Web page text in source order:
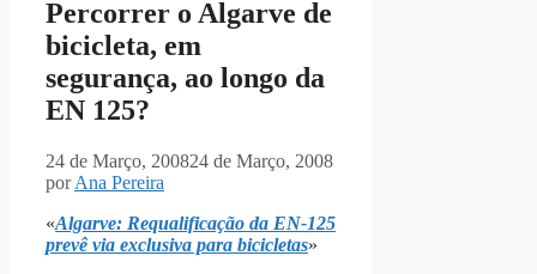
Percorrer o Algarve de
bicicleta, em
segurança, ao longo da
EN 125?
24 de Março, 200824 de Março, 2008
porAna Pereira
«Algarve: Requalificação da EN-125
prevê via exclusiva para bicicletas»